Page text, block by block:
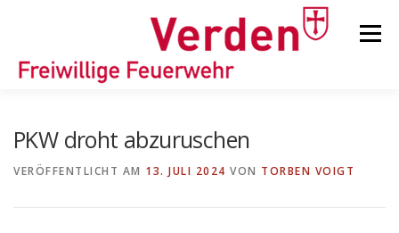
Menü
PKW droht abzuruschen
VERÖFFENTLICHT AM 13. JULI 2024 VON TORBEN VOIGT